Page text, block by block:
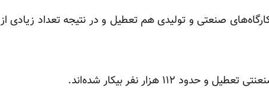
صنعتی و تولیدی هم تعطیل و در نتیجه تعداد زیادی از